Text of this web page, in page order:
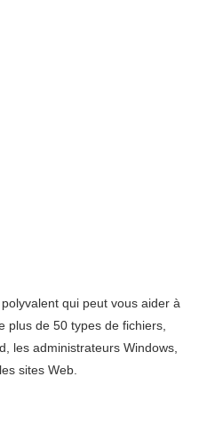
qui peut vous aider à
plus de 50 types de fichiers,
les administrateurs Windows,
sites Web.